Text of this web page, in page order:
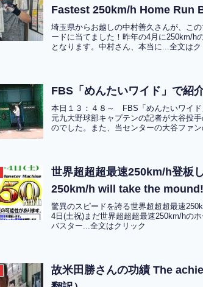
Fastest 250km/h Home Run
埼玉県からお越しの中村善久さんが、こ
ードに当てました！昨年の4月に250km/h
となります。中村さん、本当に...全文は
FBS「めんたいワイド」で紹
本日１３：４８～ FBS「めんたいワイド
元九大野球部キャプテンの記者が大谷投
のでした。また、当センターの大谷ファ
世界超超超最速250km/h登
250km/h will take the
驚異のスピードを誇る世界超超超最速
4日(土祝)まだ世界超超超最速250km/hの
バスター...全文はクリック
故米田勝さんの功績 The